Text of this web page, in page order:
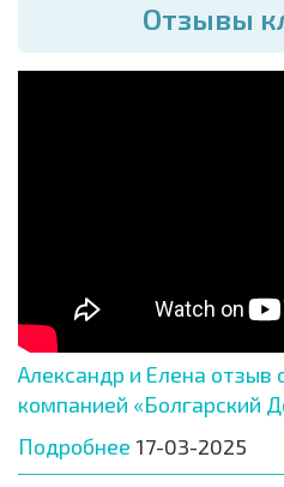
Отзывы
Александр и Елена отзыв
компанией «Болгарский
Подробнее 17-03-2025